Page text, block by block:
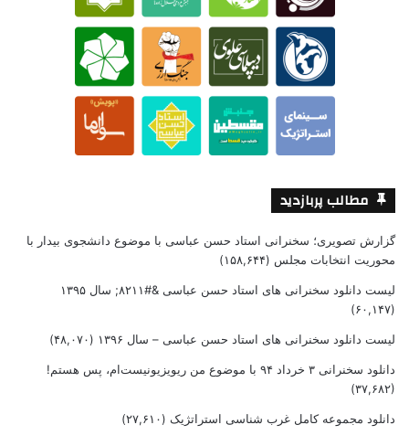
مطالب پربازدید
گزارش تصویری؛ سخنرانی استاد حسن عباسی با موضوع دانشجوی بیدار با
محوریت انتخابات مجلس (۱۵۸,۶۴۴)
لیست دانلود سخنرانی های استاد حسن عباسی &#۸۲۱۱; سال ۱۳۹۵
(۶۰,۱۴۷)
لیست دانلود سخنرانی های استاد حسن عباسی – سال ۱۳۹۶ (۴۸,۰۷۰)
دانلود سخنرانی ۳ خرداد ۹۴ با موضوع من ریویزیونیست‌ام، پس هستم!
(۳۷,۶۸۲)
دانلود مجموعه کامل غرب شناسی استراتژیک (۲۷,۶۱۰)